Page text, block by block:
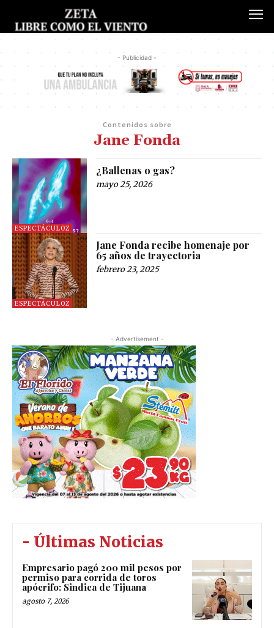
- Publicidad -
Contenidos sobre
Jane Fonda
ESPECTÁCULOZ
¿Ballenas o gas?
mayo 25, 2026
ESPECTÁCULOZ
Jane Fonda recibe homenaje por
65 años de trayectoria
febrero 23, 2025
- Advertisement -
- Últimas Noticias
Empresario pagó 200 mil pesos por
permiso para corrida de toros
apócrifo: Sindica de Tijuana
agosto 7, 2026